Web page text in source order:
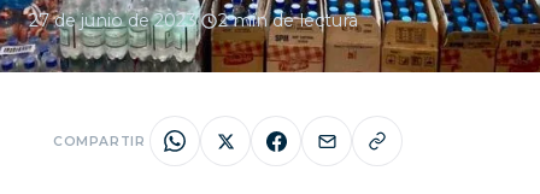
27 de junio de 2023· 2 min de lectura
COMPARTIR